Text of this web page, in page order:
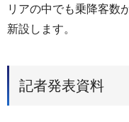
リアの中でも乗降客数
新設します。
記者発表資料